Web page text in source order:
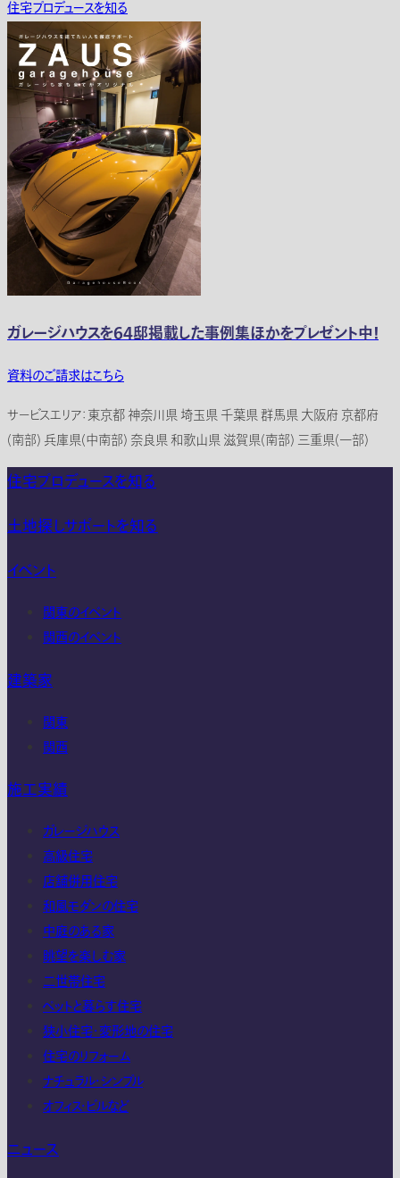
住宅プロデュースを知る
ガレージハウスを64邸掲載した事例集ほかをプレゼント中！
資料のご請求はこちら
サービスエリア：東京都 神奈川県 埼玉県 千葉県 群馬県 大阪府 京都府
(南部) 兵庫県(中南部) 奈良県 和歌山県 滋賀県(南部) 三重県(一部)
住宅プロデュースを知る
土地探しサポートを知る
イベント
関東のイベント
関西のイベント
建築家
関東
関西
施工実績
ガレージハウス
高級住宅
店舗併用住宅
和風モダンの住宅
中庭のある家
眺望を楽しむ家
二世帯住宅
ペットと暮らす住宅
狭小住宅・変形地の住宅
住宅のリフォーム
ナチュラル・シンプル
オフィス・ビルなど
ニュース